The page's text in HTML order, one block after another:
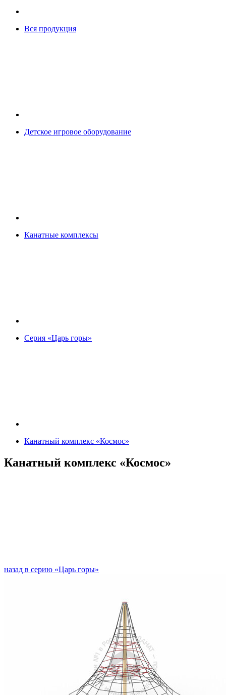
Вся продукция
Детское игровое оборудование
Канатные комплексы
Серия «Царь горы»
Канатный комплекс «Космос»
Канатный комплекс «Космос»
назад в серию «Царь горы»